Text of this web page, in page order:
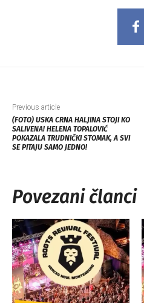
Previous article
(FOTO) USKA CRNA HALJINA STOJI KO
SALIVENA! HELENA TOPALOVIĆ
POKAZALA TRUDNIČKI STOMAK, A SVI
SE PITAJU SAMO JEDNO!
Povezani članci